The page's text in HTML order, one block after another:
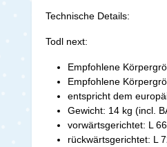
Technische Details:
Todl next:
Empfohlene
Empfohlene
entspricht dem
Gewicht: 14 kg (incl.
vorwärtsgerichtet: L
rückwärtsgerichtet: L